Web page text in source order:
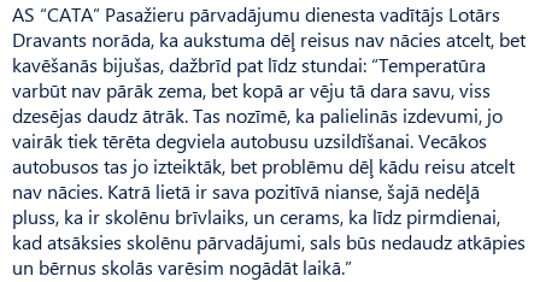
AS “CATA” Pasažieru pārvadājumu dienesta vadītājs Lotārs
Dravants norāda, ka aukstuma dēļ reisus nav nācies atcelt, bet
kavēšanās bijušas, dažbrīd pat līdz stundai: “Temperatūra
varbūt nav pārāk zema, bet kopā ar vēju tā dara savu, viss
dzesējas daudz ātrāk. Tas nozīmē, ka palielinās izdevumi, jo
vairāk tiek tērēta degviela autobusu uzsildīšanai. Vecākos
autobusos tas jo izteiktāk, bet problēmu dēļ kādu reisu atcelt
nav nācies. Katrā lietā ir sava pozitīvā nianse, šajā nedēļā
pluss, ka ir skolēnu brīvlaiks, un cerams, ka līdz pirmdienai,
kad atsāksies skolēnu pārvadājumi, sals būs nedaudz atkāpies
un bērnus skolās varēsim nogādāt laikā.”